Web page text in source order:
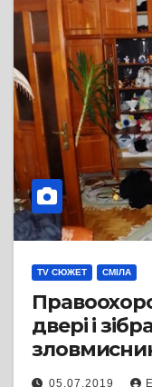
TV СЮЖЕТ СМІЛА
двері і
хвилин
05.07.2019